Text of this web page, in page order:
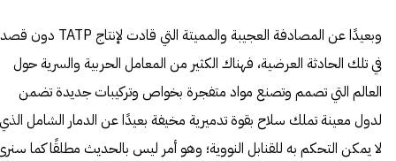
وبعيدًا عن المصادفة العجيبة والمميتة التي قادت لإنتاج TATP دون قصد
في تلك الحادثة العرضية، فهناك الكثير من المعامل الحربية والسرية حول
العالم التي تصمم وتصنع مواد متفجرة بخواص وتركيبات جديدة تضمن
لدول معينة تملك سلاح بقوة تدميرية مخيفة بعيدًا عن الدمار الشامل الذي
لا يمكن التحكم به للقنابل النووية؛ وهو أمر ليس بالحديث مطلقًا كما